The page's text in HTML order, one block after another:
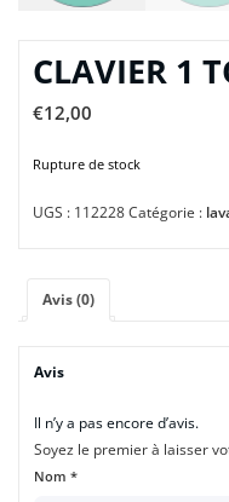
CLAVIER 1
€12,00
Rupture de stock
UGS : 112228Catégorie :
Avis (0)
Avis
Il n’y a pas encore d’avis.
Soyez le premier à laisser
Nom *